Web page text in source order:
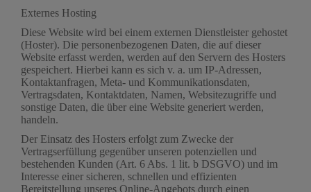
Externes Hosting
Diese Website wird bei einem externen Dienstleister gehostet
(Hoster). Die personenbezogenen Daten, die auf dieser
Website erfasst werden, werden auf den Servern des Hosters
gespeichert. Hierbei kann es sich v. a. um IP-Adressen,
Kontaktanfragen, Meta- und Kommunikationsdaten,
Vertragsdaten, Kontaktdaten, Namen, Websitezugriffe und
sonstige Daten, die über eine Website generiert werden,
handeln.
Der Einsatz des Hosters erfolgt zum Zwecke der
Vertragserfüllung gegenüber unseren potenziellen und
bestehenden Kunden (Art. 6 Abs. 1 lit. b DSGVO) und im
Interesse einer sicheren, schnellen und effizienten
Bereitstellung unseres Online-Angebots durch einen